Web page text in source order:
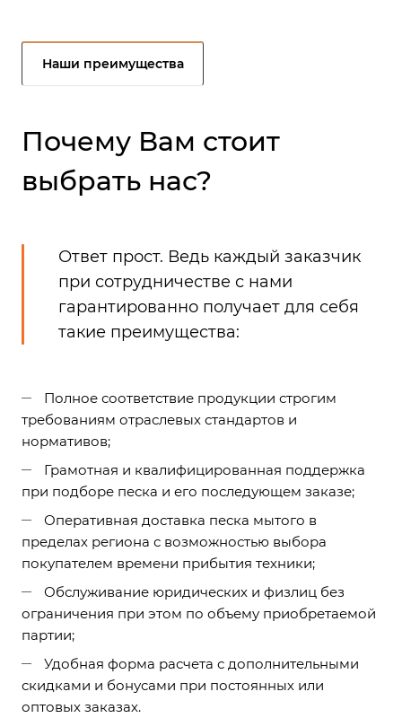
Наши преимущества
Почему Вам стоит
выбрать нас?
Ответ прост. Ведь каждый заказчик
при сотрудничестве с нами
гарантированно получает для себя
такие преимущества:
Полное соответствие продукции строгим
требованиям отраслевых стандартов и
нормативов;
Грамотная и квалифицированная поддержка
при подборе песка и его последующем заказе;
Оперативная доставка песка мытого в
пределах региона с возможностью выбора
покупателем времени прибытия техники;
Обслуживание юридических и физлиц без
ограничения при этом по объему приобретаемой
партии;
Удобная форма расчета с дополнительными
скидками и бонусами при постоянных или
оптовых заказах.